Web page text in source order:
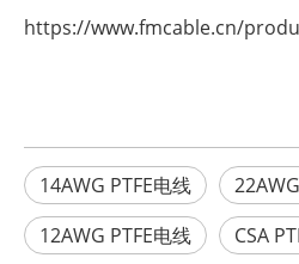
https://www.fmcable.cn/
14AWG PTFE电线
12AWG PTFE电线
CSA